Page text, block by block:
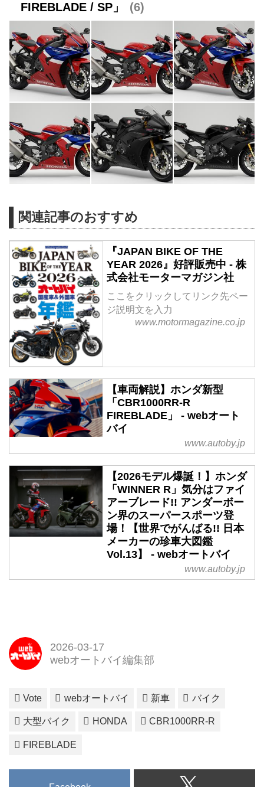
FIREBLADE / SP」
6
関連記事のおすすめ
『JAPAN BIKE OF THE
YEAR 2026』好評販売中 - 株
式会社モーターマガジン社
ここをクリックしてリンク先ペー
ジ説明文を入力
www.motormagazine.co.jp
【車両解説】ホンダ新型
「CBR1000RR-R
FIREBLADE」 - webオート
バイ
www.autoby.jp
【2026モデル爆誕！】ホンダ
「WINNER R」気分はファイ
アーブレード!! アンダーボー
ン界のスーパースポーツ登
場！【世界でがんばる!! 日本
メーカーの珍車大図鑑
Vol.13】 - webオートバイ
www.autoby.jp
2026-03-17
webオートバイ編集部
Vote webオートバイ 新車 バイク
大型バイク HONDA CBR1000RR-R
FIREBLADE